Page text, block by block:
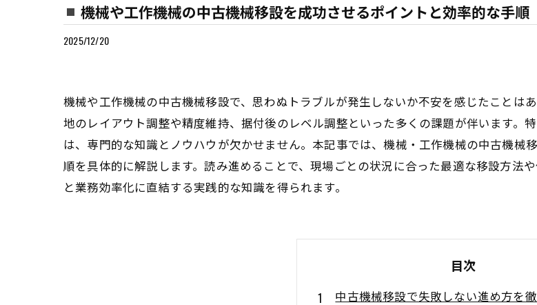
機械や工作機械の中古機械移設を成功させるポイントと効率的な手順
2025/12/20
機械や工作機械の中古機械移設で、思わぬトラブルが発生しないか不安を感じたことは
地のレイアウト調整や精度維持、据付後のレベル調整といった多くの課題が伴います。
は、専門的な知識とノウハウが欠かせません。本記事では、機械・工作機械の中古機械
順を具体的に解説します。読み進めることで、現場ごとの状況に合った最適な移設方法
と業務効率化に直結する実践的な知識を得られます。
目次
中古機械移設で失敗しない進め方を